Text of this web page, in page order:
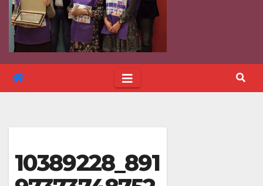
10389228_891